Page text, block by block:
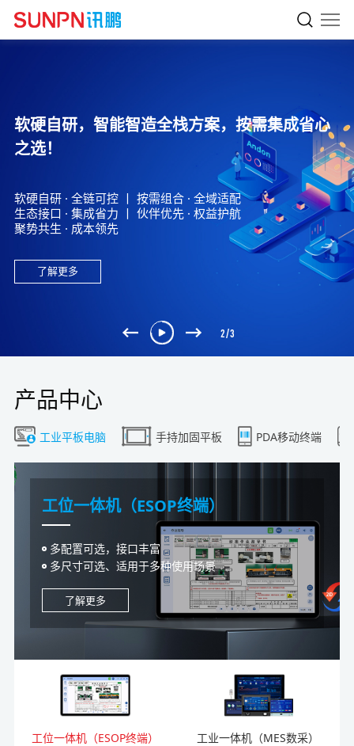
成为广受客户认可的数智化解决方案提供商
助力系统集成商、软件开发商项目成功!
每年5000家集成商的选择，一站式更省心。
了解更多
软硬自研，智能智造全栈方案，按需集成省心
之选！
软硬自研 · 全链可控 丨 按需组合 · 全域适配
生态接口 · 集成省力 丨 伙伴优先 · 权益护航
聚势共生 · 成本领先
了解更多
讯鹏用智慧促进生产力。
助力生产企业数智化转型!
数字化不是简单的形象工程，而是要实实在在提升品质、缩短
交期、优化服务、降低成本,让客户更满意,让企业更高效;
数字化升级不是一笔花费，而是一笔投资，能为企业带来实实
在在的收益，而且能不断强化企业在行业内的竞争优势。
了解更多
2/3
产品中心
工业平板电脑 手持加固平板 PDA移动终端
工位一体机（ESOP终端）
多配置可选，接口丰富
多尺寸可选、适用于多种使用场景
了解更多
工业一体机（MES数采）
集数采与控制一体设计，数采无障碍
人脸识别、读卡、声光告警、IO输入输出
了解更多
工控一体机（机械设备）
全封闭设计理念，防护性更高
人机界面、PLC通讯、控制终端
了解更多
液晶一体机（电子看板）
立柜式/壁挂式，电容/电阻可选
配置灵活选配，规格32寸-110寸
了解更多
MES工位机（报工终端）
集显示，交互，数采，控制于一体智能终端
支持安卓，Linux，WIN系统，规格4.3/7/10/15寸
了解更多
工控主机（看板控制器）
数字化工厂大屏电子看板系统控制器
IO/通讯/数采接口丰富，具备断电保护
了解更多
工位一体机（ESOP终端） 工业一体机（MES数采）